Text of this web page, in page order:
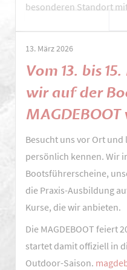
besonderen Standort
Hameln:
dem
„Pluto“
13. März 2026
Vom 13. bis
wir auf der
Besucht uns vor Ort
persönlich kennen. Wir
Bootsführerscheine,
die Praxis-Ausbildung
Kurse, die wir anbieten.
Die MAGDEBOOT feiert
startet damit offiziell in
Outdoor-Saison.